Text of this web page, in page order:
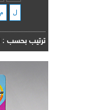
ل م
ترتيب بحسب :